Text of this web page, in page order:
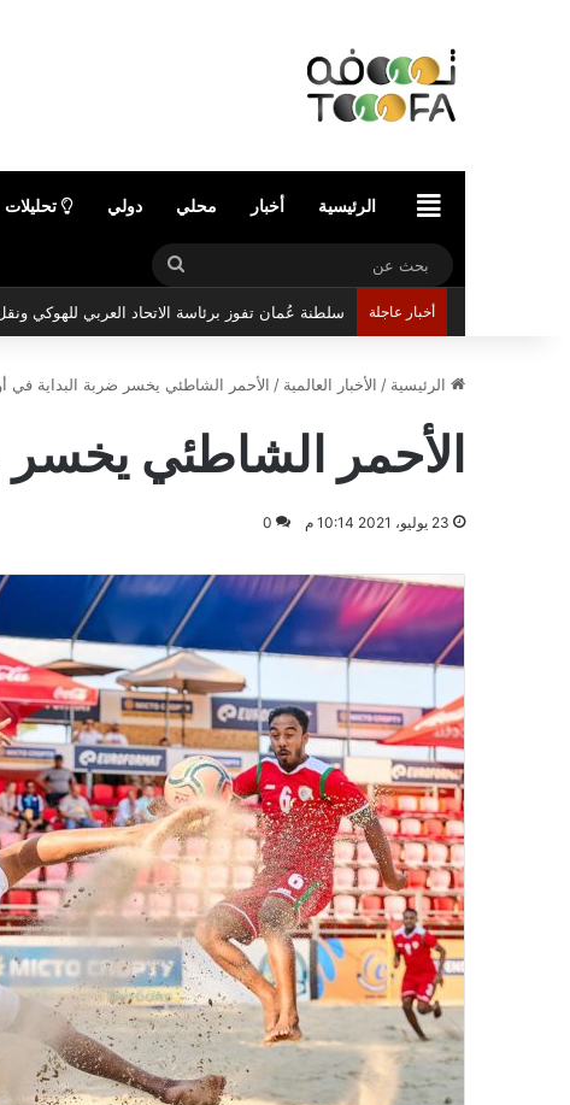
الرئيسيةالرئيسية أخبار محلي دولي تحليلات
بحث
عن
أخبار عاجلة
سلطنة عُمان تفوز برئاسة الاتحاد العربي للهوكي
الرئيسية / الأخبار العالمية / الأحمر الشاطئي يخسر ضربة البداية في
الأحمر الشاطئي يخسر
23 يوليو، 2021 10:14 م 0